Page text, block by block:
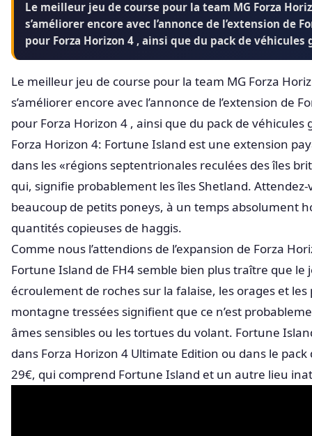
Le meilleur jeu de course pour la team MG Forza
s’améliorer encore avec l’annonce de l’extension de
pour Forza Horizon 4 , ainsi que du pack de véhicules
Le meilleur jeu de course pour la team MG Forza
s’améliorer encore avec l’annonce de l’extension de
pour Forza Horizon 4 , ainsi que du pack de véhicules
Forza Horizon 4: Fortune Island est une extension
dans les «régions septentrionales reculées des îles
qui, signifie probablement les îles Shetland. Attendez-
beaucoup de petits poneys, à un temps absolument
quantités copieuses de haggis.
Comme nous l’attendions de l’expansion de Forza
Fortune Island de FH4 semble bien plus traître que le
écroulement de roches sur la falaise, les orages et les
montagne tressées signifient que ce n’est
âmes sensibles ou les tortues du volant. Fortune
dans Forza Horizon 4 Ultimate Edition ou dans le pack
29€, qui comprend Fortune Island et un autre lieu